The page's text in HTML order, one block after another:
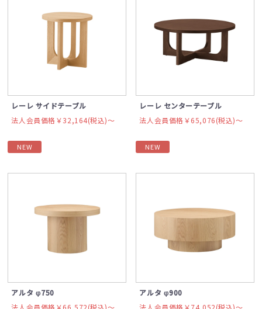
レーレ サイドテーブル
法人会員価格￥32,164(税込)〜
NEW
レーレ センターテーブル
法人会員価格￥65,076(税込)〜
NEW
アルタ φ750
アルタ φ900